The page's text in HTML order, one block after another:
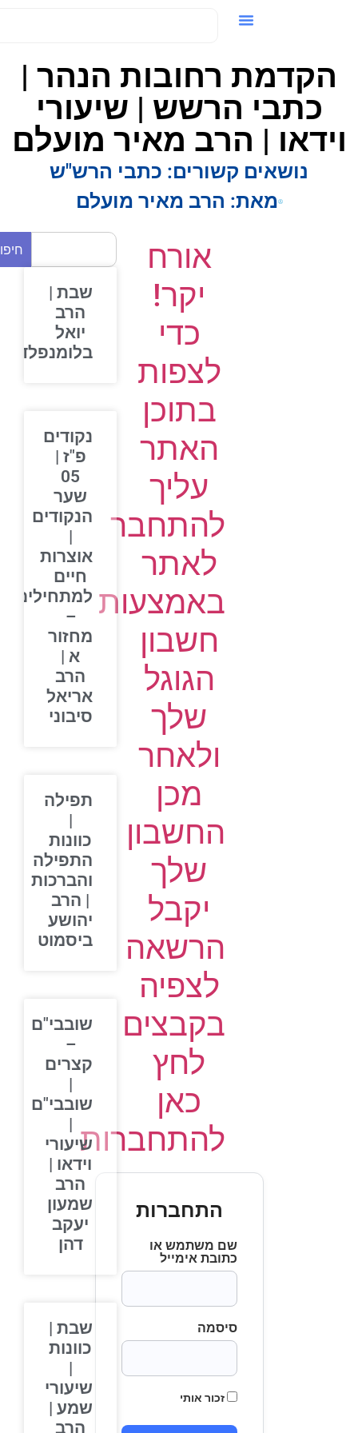
הקדמת רחובות הנהר |
כתבי הרשש | שיעורי
| הרב מאיר מועלם
נושאים קשורים: כתבי הרש"ש
מאת:הרב מאיר מועלם
אורח
יקר!
כדי
לצפות
בתוכן
האתר
עליך
להתחבר
לאתר
באמצעות
חשבון
הגוגל
שלך
ולאחר
מכן
החשבון
שלך
יקבל
הרשאה
לצפיה
בקבצים
לחץ
כאן
להתחברות
התחברות
שם משתמש או
כתובת אימייל
סיסמה
זכור אותי
חיפוש
שבת |
הרב
יואל
בלומנפלד
נקודים
פ"ז |
05
שער
הנקודים
אוצרות
חיים
למתחילים
מחזור
א |
הרב
אריאל
סיבוני
תפילה
כוונות
התפילה
והברכות
| הרב
יהושע
ביסמוט
שובבי"ם
קצרים
שובבי"ם
שיעורי
וידאו |
הרב
שמעון
יעקב
דהן
שבת |
כוונות
שיעורי
שמע |
הרב